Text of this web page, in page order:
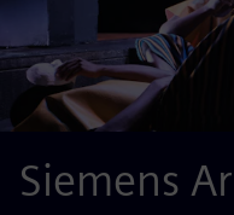
Siemens